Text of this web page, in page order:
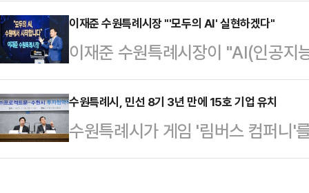
모바일 전자고지를 2회 발송한 영
전자고지가 징수율 향상에 큰 역할
연장선(광교~호매실), 동탄~인덕
사장 주변 도로를 분기별로 한 차례
는 수원시 홈페이지와 SNS에 게시
자체 GPR 탐사 장비 구입을 추진
한 특별법'에 따라 2023년부터 수
역을 5개 …
이재준 수원특례시장 "'모두의 AI' 실현하겠다"
이재준 수원특례시장이 "AI(인공지
과 기업, 소상공인에게 더 편리하고
했다.1일 시청 중회의실에서 열린
선 이재준 시장은 "새정부가 AI 투
료로 사용할 수 있는 '모두의 AI'를
수원특례시, 민선 8기 3년 만에 15호 기업 유치
수원특례시가 게임 '림버스 컴퍼니'
프로젝트문과 민선 8기 제15호 투